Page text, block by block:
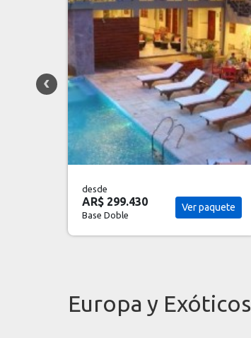
TOMBO 4 DIAS
3 noches desde Buenos Aires
Ver paquete
Europa y Exóticos